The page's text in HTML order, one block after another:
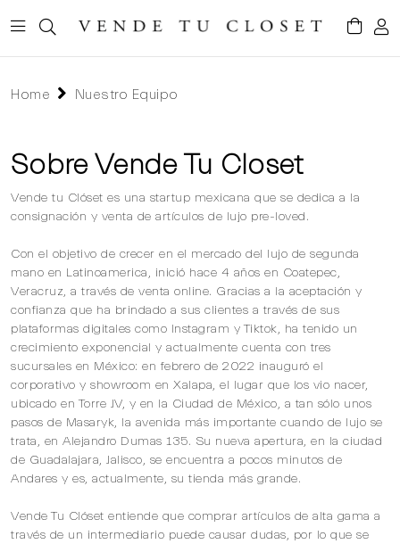
Home Nuestro Equipo
Sobre Vende Tu Closet
Vende tu Clóset es una startup mexicana que se dedica a la
consignación y venta de artículos de lujo pre-loved.
Con el objetivo de crecer en el mercado del lujo de segunda
mano en Latinoamerica, inició hace 4 años en Coatepec,
Veracruz, a través de venta online. Gracias a la aceptación y
confianza que ha brindado a sus clientes a través de sus
plataformas digitales como Instagram y Tiktok, ha tenido un
crecimiento exponencial y actualmente cuenta con tres
sucursales en México: en febrero de 2022 inauguró el
corporativo y showroom en Xalapa, el lugar que los vio nacer,
ubicado en Torre JV, y en la Ciudad de México, a tan sólo unos
pasos de Masaryk, la avenida más importante cuando de lujo se
trata, en Alejandro Dumas 135. Su nueva apertura, en la ciudad
de Guadalajara, Jalisco, se encuentra a pocos minutos de
Andares y es, actualmente, su tienda más grande.
Vende Tu Clóset entiende que comprar artículos de alta gama a
través de un intermediario puede causar dudas, por lo que se